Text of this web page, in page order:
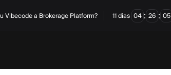
Vibecode a Brokerage Platform? 11 dias 04 : 26 : 04